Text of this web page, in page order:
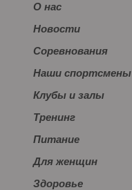
О нас
Новости
Соревнования
Наши спортсмены
Клубы и залы
Тренинг
Питание
Для женщин
Здоровье